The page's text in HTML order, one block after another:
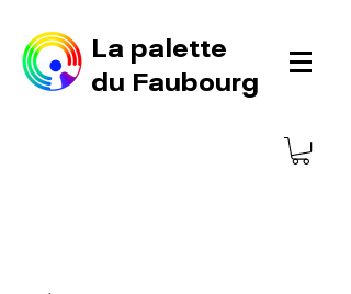
La palette
du Faubourg